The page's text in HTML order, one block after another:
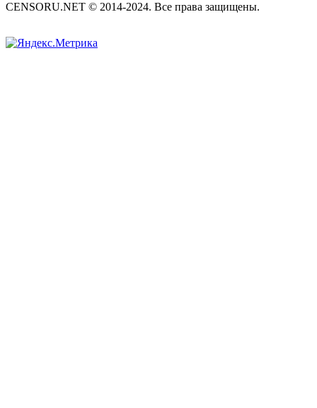
CENSORU.NET © 2014-2024. Все права защищены.